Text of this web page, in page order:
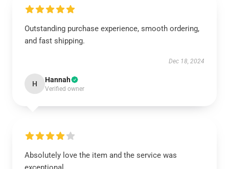
Outstanding purchase experience, smooth ordering,
and fast shipping.
Dec 18, 2024
H Hannah
Verified owner
Absolutely love the item and the service was